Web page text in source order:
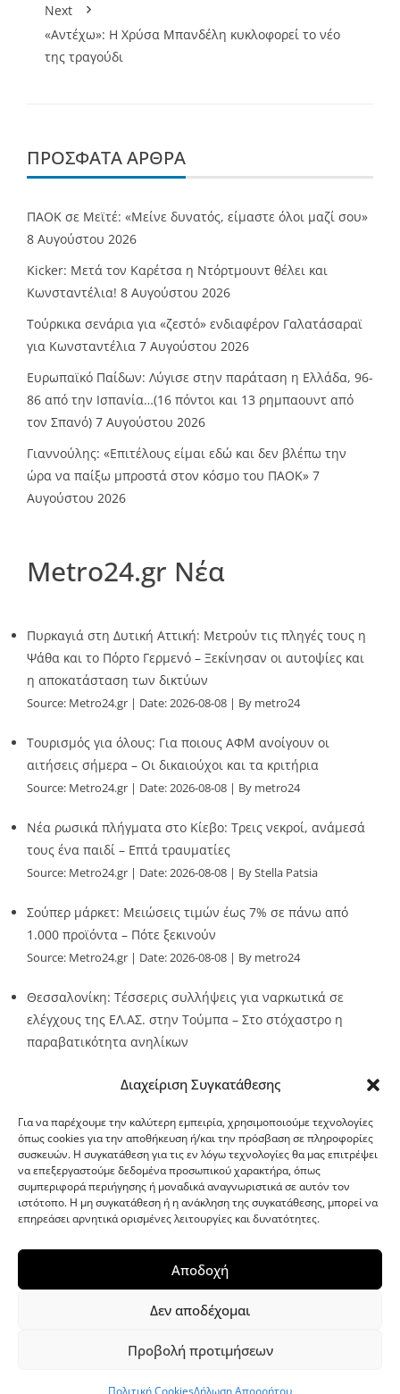
Διαχείριση Συγκατάθεσης
Για να παρέχουμε την καλύτερη εμπειρία, χρησιμοποιούμε τεχνολογίες
όπως cookies για την αποθήκευση ή/και την πρόσβαση σε πληροφορίες
συσκευών. Η συγκατάθεση για τις εν λόγω τεχνολογίες θα μας επιτρέψει
να επεξεργαστούμε δεδομένα προσωπικού χαρακτήρα, όπως
συμπεριφορά περιήγησης ή μοναδικά αναγνωριστικά σε αυτόν τον
ιστότοπο. Η μη συγκατάθεση ή η ανάκληση της συγκατάθεσης, μπορεί να
επηρεάσει αρνητικά ορισμένες λειτουργίες και δυνατότητες.
Αποδοχή
Δεν αποδέχομαι
Προβολή προτιμήσεων
Πολιτική CookiesΔήλωση Απορρήτου
Next
«Αντέχω»: Η Χρύσα Μπανδέλη κυκλοφορεί το νέο
της τραγούδι
ΠΡΌΣΦΑΤΑ ΆΡΘΡΑ
ΠΑΟΚ σε Μεϊτέ: «Μείνε δυνατός, είμαστε όλοι μαζί σου»
8 Αυγούστου 2026
Kicker: Μετά τον Καρέτσα η Ντόρτμουντ θέλει και
Κωνσταντέλια! 8 Αυγούστου 2026
Τούρκικα σενάρια για «ζεστό» ενδιαφέρον Γαλατάσαραϊ
για Κωνσταντέλια 7 Αυγούστου 2026
Ευρωπαϊκό Παίδων: Λύγισε στην παράταση η Ελλάδα, 96-
86 από την Ισπανία…(16 πόντοι και 13 ρημπαουντ από
τον Σπανό) 7 Αυγούστου 2026
Γιαννούλης: «Επιτέλους είμαι εδώ και δεν βλέπω την
ώρα να παίξω μπροστά στον κόσμο του ΠΑΟΚ» 7
Αυγούστου 2026
Metro24.gr Νέα
Πυρκαγιά στη Δυτική Αττική: Μετρούν τις πληγές τους η
Ψάθα και το Πόρτο Γερμενό – Ξεκίνησαν οι αυτοψίες και
η αποκατάσταση των δικτύων
Source: Metro24.gr Date: 2026-08-08 By metro24
Τουρισμός για όλους: Για ποιους ΑΦΜ ανοίγουν οι
αιτήσεις σήμερα – Οι δικαιούχοι και τα κριτήρια
Source: Metro24.gr Date: 2026-08-08 By metro24
Νέα ρωσικά πλήγματα στο Κίεβο: Τρεις νεκροί, ανάμεσά
τους ένα παιδί – Επτά τραυματίες
Source: Metro24.gr Date: 2026-08-08 By Stella Patsia
Σούπερ μάρκετ: Μειώσεις τιμών έως 7% σε πάνω από
1.000 προϊόντα – Πότε ξεκινούν
Source: Metro24.gr Date: 2026-08-08 By metro24
Θεσσαλονίκη: Τέσσερις συλλήψεις για ναρκωτικά σε
ελέγχους της ΕΛ.ΑΣ. στην Τούμπα – Στο στόχαστρο η
παραβατικότητα ανηλίκων
G-point.gr
WordPress Theme|Viral Newsby HashThemes